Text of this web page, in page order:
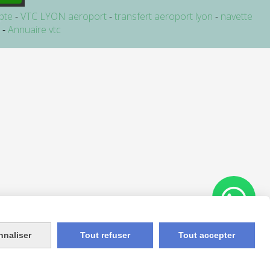
VTC LYON aeroport transfert aeroport lyon
navette
Annuaire vtc
Tout refuser Tout accepter